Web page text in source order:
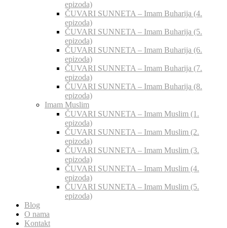
epizoda)
ČUVARI SUNNETA – Imam Buharija (4.
epizoda)
ČUVARI SUNNETA – Imam Buharija (5.
epizoda)
ČUVARI SUNNETA – Imam Buharija (6.
epizoda)
ČUVARI SUNNETA – Imam Buharija (7.
epizoda)
ČUVARI SUNNETA – Imam Buharija (8.
epizoda)
Imam Muslim
ČUVARI SUNNETA – Imam Muslim (1.
epizoda)
ČUVARI SUNNETA – Imam Muslim (2.
epizoda)
ČUVARI SUNNETA – Imam Muslim (3.
epizoda)
ČUVARI SUNNETA – Imam Muslim (4.
epizoda)
ČUVARI SUNNETA – Imam Muslim (5.
epizoda)
Blog
O nama
Kontakt